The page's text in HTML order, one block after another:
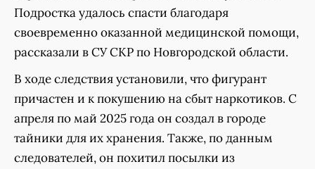
Подростка удалось спасти благодаря
своевременно оказанной медицинской помощи,
рассказали в СУ СКР по Новгородской области.
В ходе следствия установили, что фигурант
причастен и к покушению на сбыт наркотиков. С
апреля по май 2025 года он создал в городе
тайники для их хранения. Также, по данным
следователей, он похитил посылки из